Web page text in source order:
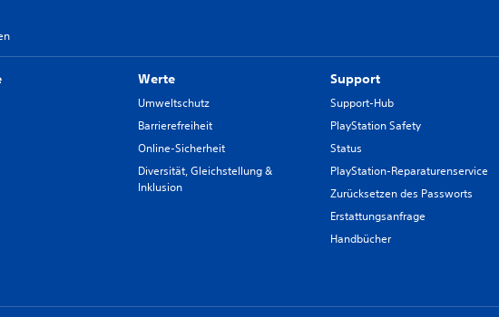
Werte
Umweltschutz
Barrierefreiheit
Online-Sicherheit
Diversität, Gleichstellung &
Inklusion
Support
Support-Hub
PlayStation Safety
Status
PlayStation-Reparaturenservice
Zurücksetzen des Passworts
Erstattungsanfrage
Handbücher